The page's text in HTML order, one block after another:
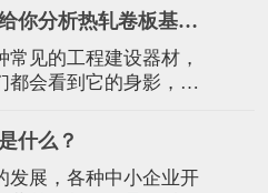
折叠有影响，管料中
轧辊中的总压下量和
相关，并且与管料转半
量相关。 穿孔温度对内
量随温
热轧卷板厂家给你分析热轧卷板基本面
常见的工程建设器材，
都会看到它的身影，小
一、粗钢产量前高后
有所回升 高炉开工率方
影响，高炉开工率明显
什么？
发展，各种中小企业开